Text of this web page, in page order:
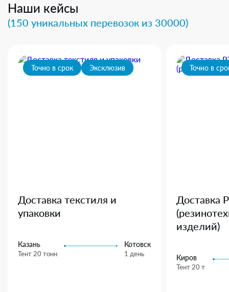
Наши кейсы
(150 уникальных перевозок из 30000)
Точно в срок Эксклюзив
Доставка текстиля и
упаковки
Казань
Тент 20 тонн
Котовск
1 день
Точно в
Доставка
изделий)
Киров
Тент 20 т